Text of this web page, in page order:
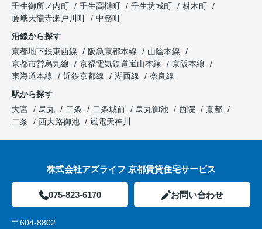
壬生御所ノ内町
壬生高樋町 壬生坊城町
材木町
嵯峨天龍寺瀬戸川町
中務町
沿線から探す
京都地下鉄東西線
阪急京都本線
山陰本線
京都市営烏丸線
京福電気鉄道嵐山本線
京阪本線
東海道本線
近鉄京都線 湖西線
奈良線
駅から探す
大宮
烏丸 二条 二条城前 烏丸御池 西院
京都
二条
西大路御池 嵐電天神川
株式会社アズライフ 京都賃貸住宅サービス
075-823-6170 お問い合わせ
〒604-8802